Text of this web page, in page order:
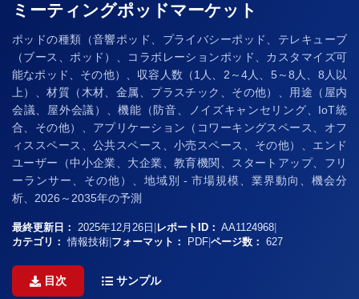
ミーティングポッドマーケット
ポッドの種類（音響ポッド、プライバシーポッド、テレキューブ
（ブース、ポッド）、コラボレーションポッド、カスタマイズ可
能なポッド、その他）、収容人数（1人、2～4人、5～8人、8人以
上）、材質（木材、金属、プラスチック、その他）、用途（屋内
会議、屋外会議）、機能（防音、ノイズキャンセリング、IoT統
合、その他）、アプリケーション（コワーキングスペース、オフ
ィススペース、公共スペース、小売スペース、その他）、エンド
ユーザー（中小企業、大企業、教育機関、スタートアップ、フリ
ーランサー、その他）、地域別 - 市場規模、業界動向、機会分
析、2026～2035年の予測
最終更新日： 2025年12月26日 レポートID： AA1124968
カテゴリ： 情報技術 フォーマット： PDF ページ数： 627
目次 サンプル